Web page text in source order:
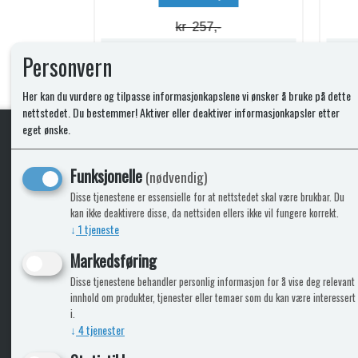
kr 74,-
Kjøp
KLikk & hent
ICARAVANGRUPPEN
Bobilkjeden - iCaravan Tromsø
Caravan.no - når camping er livet
Fritidsvarehuset.no - barn og velvære
Cookies
Personvern
Her kan du vurdere og tilpasse informasjonkapslene vi ønsker å bruke på dette
nettstedet. Du bestemmer! Aktiver eller deaktiver informasjonkapsler etter
eget ønske.
Funksjonelle(nødvendig)
Disse tjenestene er essensielle for at nettstedet skal være brukbar. Du
kan ikke deaktivere disse, da nettsiden ellers ikke vil fungere korrekt.
↓ 1tjeneste
Markedsføring
Disse tjenestene behandler personlig informasjon for å vise deg relevant
innhold om produkter, tjenester eller temaer som du kan være interessert
i.
↓ 4tjenester